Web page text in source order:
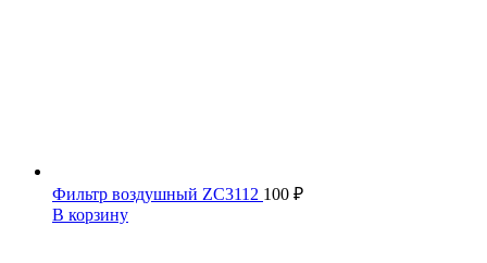
Фильтр воздушный ZC3112 100 ₽
В корзину